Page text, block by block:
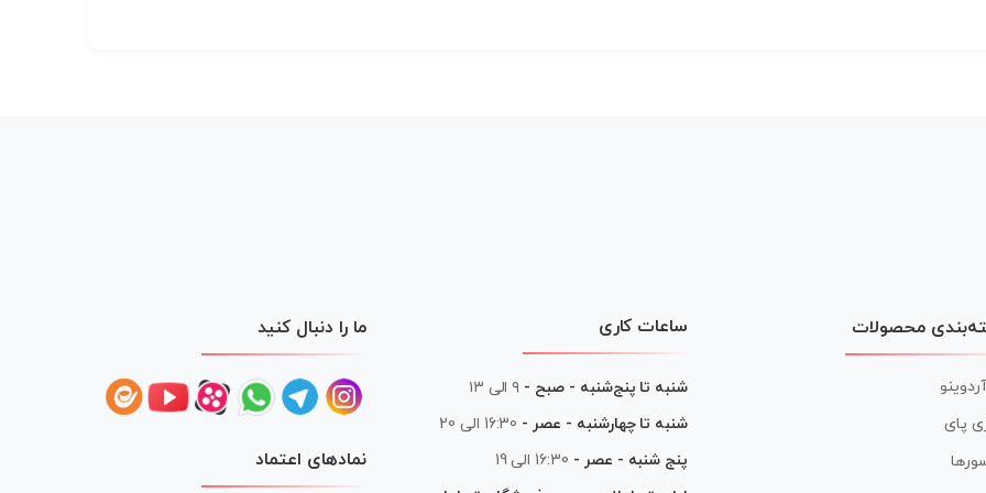
محصولات
پای
ساعات کاری
شنبه تا پنج‌شنبه - صبح - ۹ الی ۱۳
شنبه تا چهارشنبه - عصر - 16:30 الی 20
پنج شنبه - عصر - 16:30 الی 19
ما را دنبال کنید
نمادهای اعتماد